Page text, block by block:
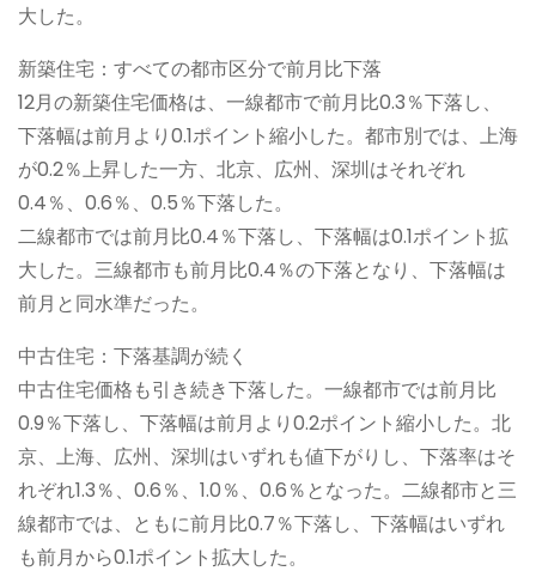
大した。
新築住宅：すべての都市区分で前月比下落
12月の新築住宅価格は、一線都市で前月比0.3％下落し、
下落幅は前月より0.1ポイント縮小した。都市別では、上海
が0.2％上昇した一方、北京、広州、深圳はそれぞれ
0.4％、0.6％、0.5％下落した。
二線都市では前月比0.4％下落し、下落幅は0.1ポイント拡
大した。三線都市も前月比0.4％の下落となり、下落幅は
前月と同水準だった。
中古住宅：下落基調が続く
中古住宅価格も引き続き下落した。一線都市では前月比
0.9％下落し、下落幅は前月より0.2ポイント縮小した。北
京、上海、広州、深圳はいずれも値下がりし、下落率はそ
れぞれ1.3％、0.6％、1.0％、0.6％となった。二線都市と三
線都市では、ともに前月比0.7％下落し、下落幅はいずれ
も前月から0.1ポイント拡大した。